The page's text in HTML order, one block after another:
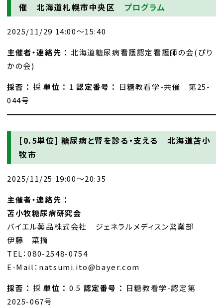
催 北海道札幌市中央区 プログラム
2025/11/29 14:00～15:40
主催者・連絡先 ： 北海道糖尿病看護認定看護師の会(ぴり
かの会)
採否 ： 採単位 ： 1認定番号 ： 日糖教看学-共催 第25-
044号
[0.5単位] 糖尿病と腎を診る・支える 北海道苫小
牧市
2025/11/25 19:00～20:35
主催者・連絡先 ：
苫小牧糖尿病研究会
バイエル薬品株式会社 ジェネラルメディスン営業部
伊藤 菜摘
TEL：080-2548-0754
E-Mail：natsumi.ito@bayer.com
採否 ： 採単位 ：0.5 認定番号 ： 日糖教看学-認定第
2025-067号